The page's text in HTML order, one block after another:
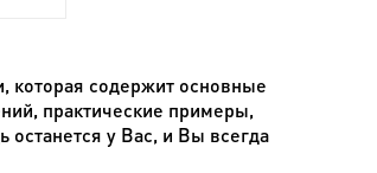
которая содержит основные
практические примеры,
у Вас, и Вы всегда